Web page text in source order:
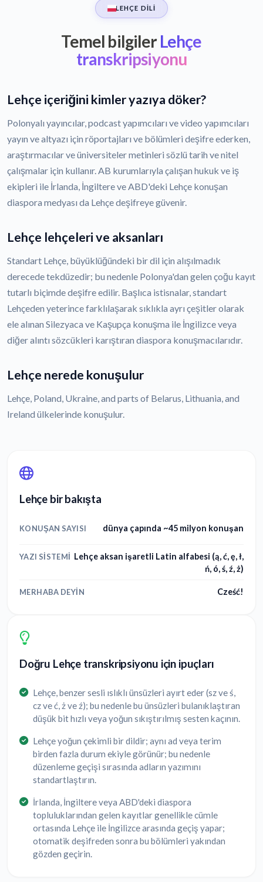
LEHÇE DILI
Temel bilgilerLehçe
transkripsiyonu
Lehçe içeriğini kimler yazıya döker?
Polonyalı yayıncılar, podcast yapımcıları ve video yapımcıları
yayın ve altyazı için röportajları ve bölümleri deşifre ederken,
araştırmacılar ve üniversiteler metinleri sözlü tarih ve nitel
çalışmalar için kullanır. AB kurumlarıyla çalışan hukuk ve iş
ekipleri ile İrlanda, İngiltere ve ABD'deki Lehçe konuşan
diaspora medyası da Lehçe deşifreye güvenir.
Lehçe lehçeleri ve aksanları
Standart Lehçe, büyüklüğündeki bir dil için alışılmadık
derecede tekdüzedir; bu nedenle Polonya'dan gelen çoğu kayıt
tutarlı biçimde deşifre edilir. Başlıca istisnalar, standart
Lehçeden yeterince farklılaşarak sıklıkla ayrı çeşitler olarak
ele alınan Silezyaca ve Kaşupça konuşma ile İngilizce veya
diğer alıntı sözcükleri karıştıran diaspora konuşmacılarıdır.
Lehçe nerede konuşulur
Lehçe, Poland, Ukraine, and parts of Belarus, Lithuania, and
Ireland ülkelerinde konuşulur.
Lehçe bir bakışta
KONUŞAN SAYISI dünya çapında ~45 milyon konuşan
YAZI SISTEMI Lehçe aksan işaretli Latin alfabesi (ą, ć, ę, ł,
ń, ó, ś, ź, ż)
MERHABA DEYIN Cześć!
Doğru Lehçe transkripsiyonu için ipuçları
Lehçe, benzer sesli ıslıklı ünsüzleri ayırt eder (sz ve ś,
cz ve ć, ż ve ź); bu nedenle bu ünsüzleri bulanıklaştıran
düşük bit hızlı veya yoğun sıkıştırılmış sesten kaçının.
Lehçe yoğun çekimli bir dildir; aynı ad veya terim
birden fazla durum ekiyle görünür; bu nedenle
düzenleme geçişi sırasında adların yazımını
standartlaştırın.
İrlanda, İngiltere veya ABD'deki diaspora
topluluklarından gelen kayıtlar genellikle cümle
ortasında Lehçe ile İngilizce arasında geçiş yapar;
otomatik deşifreden sonra bu bölümleri yakından
gözden geçirin.